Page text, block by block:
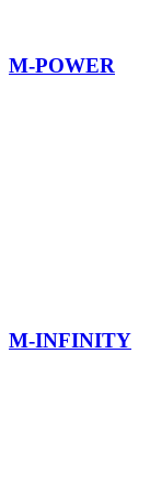
M-POWER
M-INFINITY